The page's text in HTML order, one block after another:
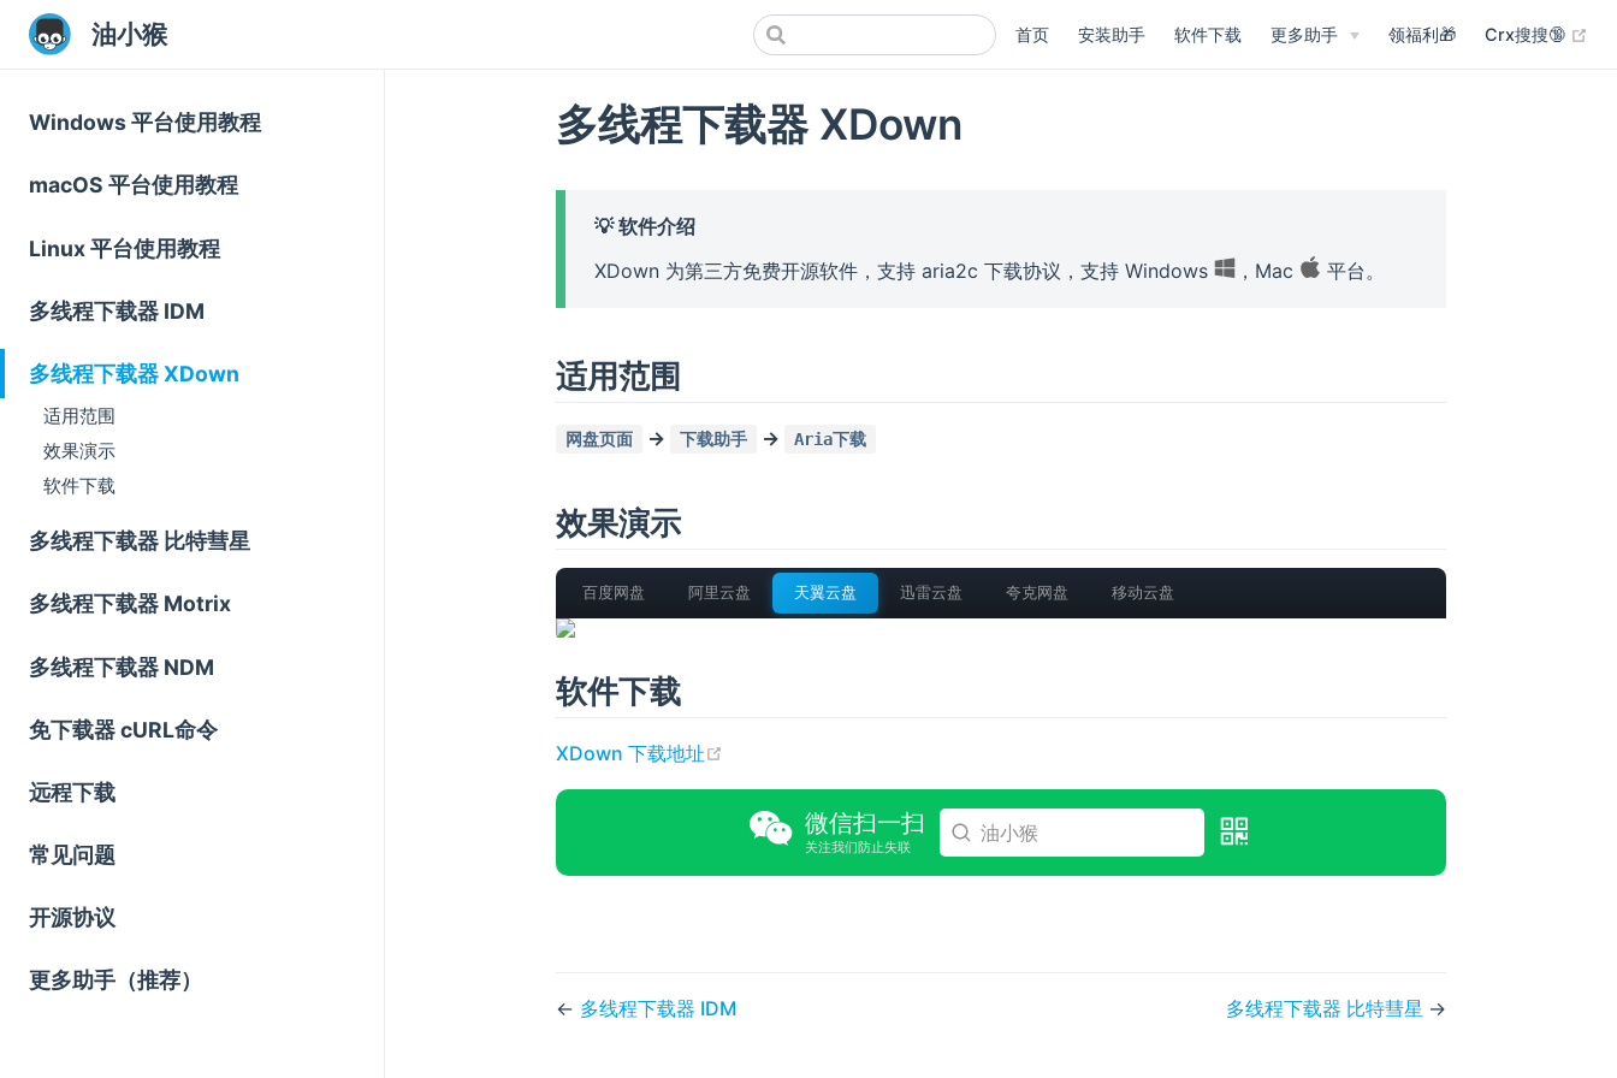
油小猴 首页 安装助手 软件下载 更多助手 领福利🎁 Crx搜搜🔞
Windows 平台使用教程
macOS 平台使用教程
Linux 平台使用教程
多线程下载器 IDM
多线程下载器 XDown
适用范围
效果演示
软件下载
多线程下载器 比特彗星
多线程下载器 Motrix
多线程下载器 NDM
免下载器 cURL命令
远程下载
常见问题
开源协议
更多助手（推荐）
多线程下载器 XDown
💡 软件介绍
XDown 为第三方免费开源软件，支持 aria2c 下载协议，支持 Windows
，Mac 平台。
适用范围
网盘页面 -> 下载助手 -> Aria下载
效果演示
百度网盘 阿里云盘 天翼云盘 迅雷云盘 夸克网盘 移动云盘
软件下载
XDown 下载地址
微信扫一扫
关注我们防止失联
油小猴
← 多线程下载器 IDM 多线程下载器 比特彗星 →